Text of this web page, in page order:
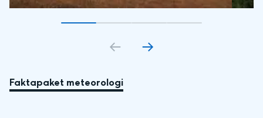
Gå till bildkort1
Gå till bildkort2
Gå till bildkort3
Gå till bildkort
Faktapaket meteorologi